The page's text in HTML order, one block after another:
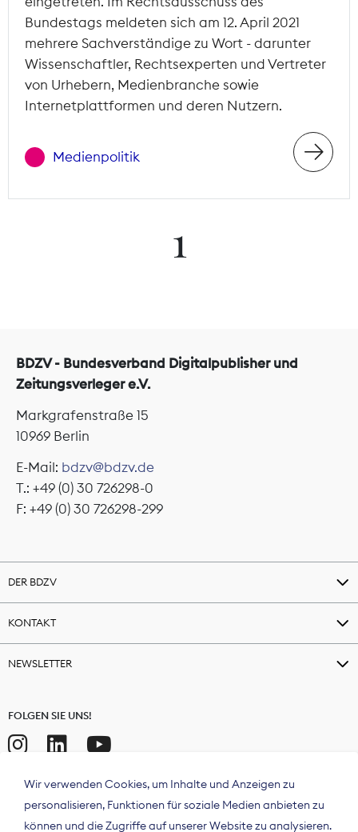
Bundestags meldeten sich am 12. April 2021
mehrere Sachverständige zu Wort - darunter
Wissenschaftler, Rechtsexperten und Vertreter
von Urhebern, Medienbranche sowie
Internetplattformen und deren Nutzern.
Medienpolitik
1
BDZV - Bundesverband Digitalpublisher und
Zeitungsverleger e.V.
Markgrafenstraße 15
10969 Berlin
E-Mail: bdzv@bdzv.de
T.: +49 (0) 30 726298-0
F: +49 (0) 30 726298-299
DER BDZV
KONTAKT
NEWSLETTER
FOLGEN SIE UNS!
Wir verwenden Cookies, um Inhalte und Anzeigen zu
personalisieren, Funktionen für soziale Medien anbieten zu
können und die Zugriffe auf unserer Website zu analysieren.